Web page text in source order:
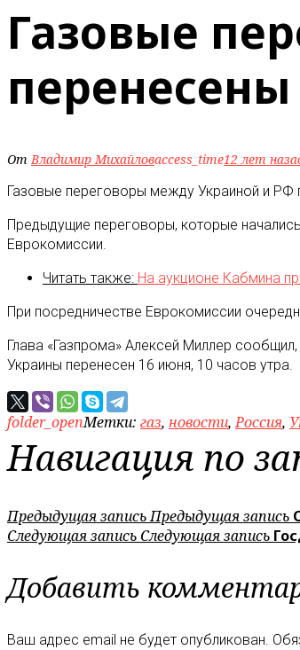
Газовые
ОтВладимир Михайловaccess_time12 лет
Газовые переговоры между Украиной и РФ
Предыдущие переговоры, которые
Еврокомиссии.
Читать также: На аукционе Кабмина
При посредничестве Еврокомиссии
Глава «Газпрома» Алексей Миллер
Украины перенесен 16 июня, 10 часов утра.
folder_openМетки: газ, новости,Россия,
Навигация по
Предыдущая записьПредыдущая запись
Следующая запись Следующая запись
Добавить
Ваш адрес email не будет опубликован.